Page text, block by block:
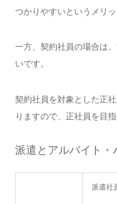
つかりやすいというメリッ
一方、契約社員の場合は
いです。
契約社員を対象とした正
りますので、正社員を目
派遣とアルバイト・
派遣社